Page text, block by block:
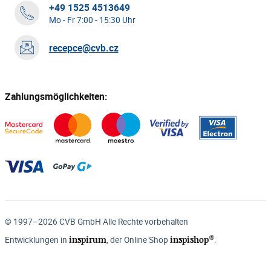
+49 1525 4513649
Mo - Fr 7:00 - 15:30 Uhr
recepce@cvb.cz
Zahlungsmöglichkeiten:
© 1997–2026 CVB GmbH Alle Rechte vorbehalten
Entwicklungen in inspirum, der Online Shop inspishop®.